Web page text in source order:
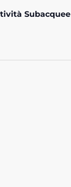
Subacquee